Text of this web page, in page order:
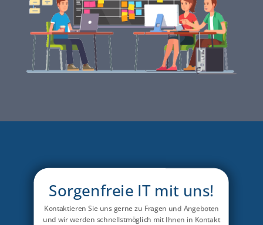
Sorgenfreie IT mit uns!
Kontaktieren Sie uns gerne zu Fragen und Angeboten
und wir werden schnellstmöglich mit Ihnen in Kontakt